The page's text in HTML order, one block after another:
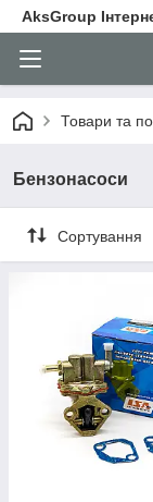
AksGroup
Товари та
Бензонасоси
Сортування